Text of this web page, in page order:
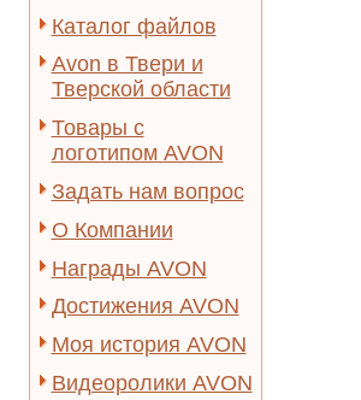
Каталог файлов
Avon в Твери и
Тверской области
Товары с
логотипом AVON
Задать нам вопрос
О Компании
Награды AVON
Достижения AVON
Моя история AVON
Видеоролики AVON